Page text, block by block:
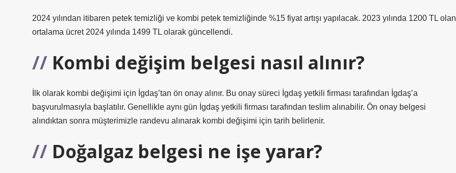
2024 yılından itibaren petek temizliği ve kombi petek temizliğinde %15 fiyat artışı yapılacak. 2023 yılında 1200 TL olan
ortalama ücret 2024 yılında 1499 TL olarak güncellendi.
Kombi değişim belgesi nasıl alınır?
İlk olarak kombi değişimi için İgdaş’tan ön onay alınır. Bu onay süreci İgdaş yetkili firması tarafından İgdaş’a
başvurulmasıyla başlatılır. Genellikle aynı gün İgdaş yetkili firması tarafından teslim alınabilir. Ön onay belgesi
alındıktan sonra müşterimizle randevu alınarak kombi değişimi için tarih belirlenir.
Doğalgaz belgesi ne işe yarar?